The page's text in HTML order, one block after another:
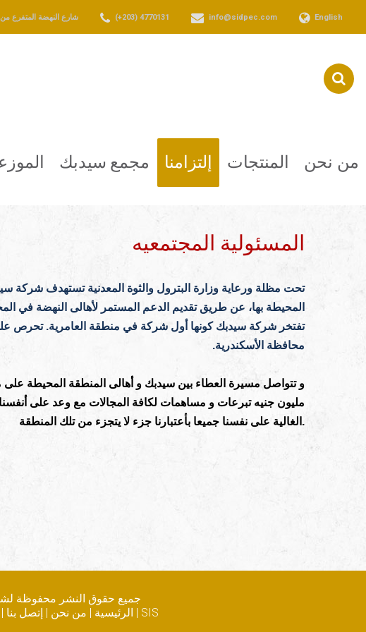
شارع النهضة المتفرع من الكيلو 36 طريق الإسكندرية - القاهرة الصحراوى - النهضة - قسم (+203) 4770131 info@sidpec.com English
مجمع سيدبك إلتزامنا المنتجات من نحن
المسئولية المجتمعيه
تحت مظلة ورعاية وزارة البترول والثوة المعدنية تستهدف شركة
المحيطة بها، عن طريق تقديم الدعم المستمر لأهالى النهضة في
تفتخر شركة سيدبك كونها أول شركة في منطقة العامرية. تحرص على
محافظة الأسكندرية.
و تتواصل مسيرة العطاء بين سيدبك و أهالى المنطقة المحيطة
مليون جنيه تبرعات و مساهمات لكافة المجالات مع وعد على
الغالية على نفسنا جميعا بأعتبارنا جزء لا يتجزء من تلك المنطقة .
جميع حقوق النشر محفوظة
الرئيسية
من نحن إتصل بنا SIS